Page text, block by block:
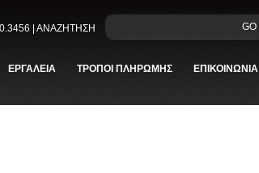
GO
| ΑΝΑΖΗΤΗΣΗ
ΕΡΓΑΛΕΙΑ ΤΡΟΠΟΙ ΠΛΗΡΩΜΗΣ ΕΠΙΚΟΙΝΩΝΙΑ